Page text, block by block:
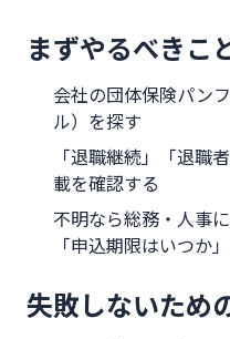
まずやるべきこ
会社の団体保険パン
ル）を探す
「退職継続」「退職
載を確認する
不明なら総務・人事
「申込期限はいつか
失敗しないため